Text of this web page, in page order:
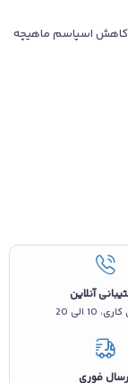
کاهش اسپاسم ماهیچه
آنلاین
10 الی 20
فوری